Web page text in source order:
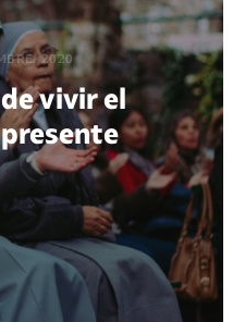
2020
vivir el
CHACACH